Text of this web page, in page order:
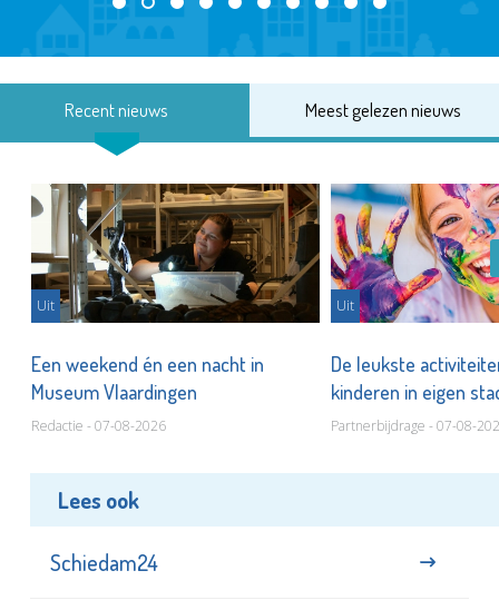
Recent nieuws Meest gelezen nieuws
Uit
Een weekend én een nacht in
Museum Vlaardingen
Redactie - 07-08-2026
Uit
De leukste
kinderen in eigen
Partnerbijdrage - 07-08-
Lees ook
Schiedam24